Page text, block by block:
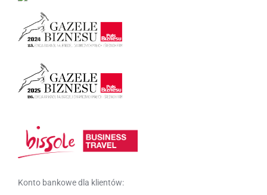
Konto bankowe dla klientów: